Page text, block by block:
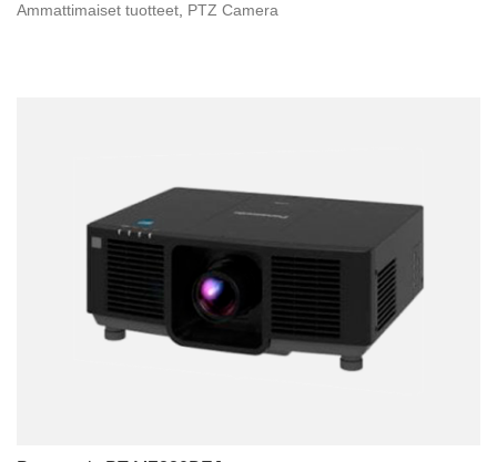
Ammattimaiset tuotteet, PTZ Camera